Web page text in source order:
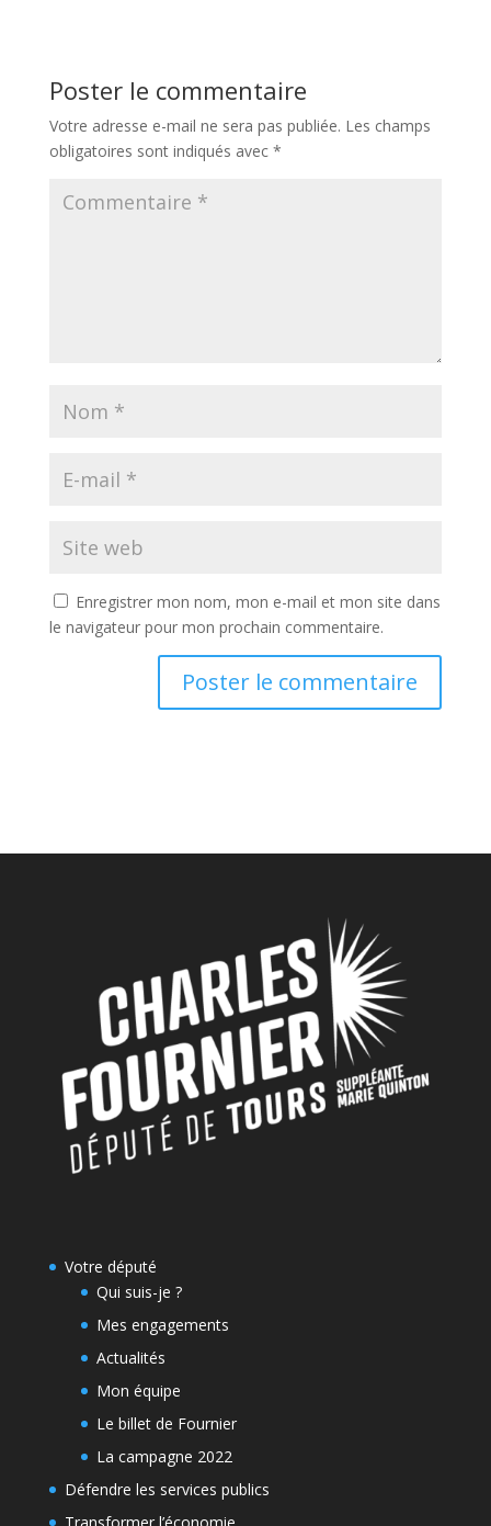
Poster le commentaire
Votre adresse e-mail ne sera pas publiée. Les champs
obligatoires sont indiqués avec *
Enregistrer mon nom, mon e-mail et mon site dans
le navigateur pour mon prochain commentaire.
Votre député
Qui suis-je ?
Mes engagements
Actualités
Mon équipe
Le billet de Fournier
La campagne 2022
Défendre les services publics